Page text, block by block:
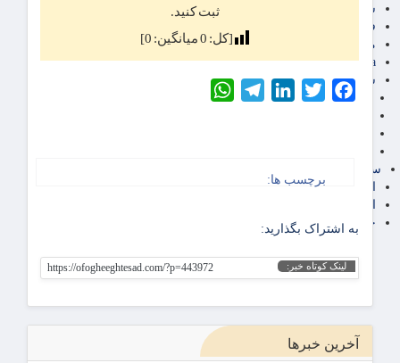
سیاسی
فارکس
مناطق آزاد تجاری
24intermedia
سایر اخبار اقتصادی
عمومی و سرگرمی
سایر رسانه ها
اقتصاد فارسی
خرید انواع دیزل ژنراتور
ثبت کنید.
[کل: 0میانگین: 0
]
Facebook
Twitter
LinkedIn
Telegram
برچسب ها:
به اشتراک بگذارید:
لینک کوتاه خبر: https://ofogheeghtesad.com/?p=443972
آخرین خبرها